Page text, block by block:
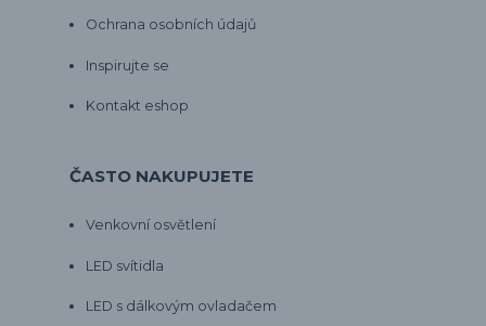
Ochrana osobních údajů
Inspirujte se
Kontakt eshop
ČASTO NAKUPUJETE
Venkovní osvětlení
LED svítidla
LED s dálkovým ovladačem